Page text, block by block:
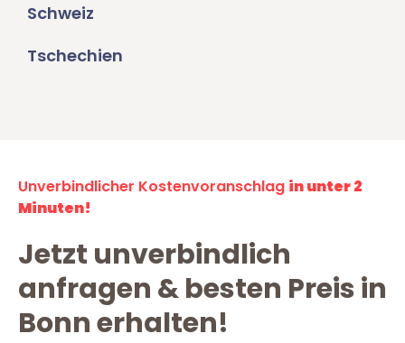
Schweiz
Tschechien
Unverbindlicher Kostenvoranschlag in unter 2
Minuten!
Jetzt unverbindlich
anfragen & besten Preis in
Bonn erhalten!